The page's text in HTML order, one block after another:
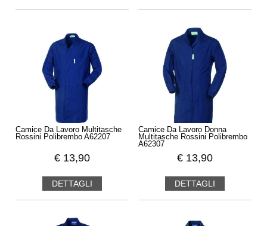
Camice Da Lavoro Multitasche
Rossini Polibrembo A62207
€ 13,90
DETTAGLI
Camice Da Lavoro Donna
Multitasche Rossini Polibrembo
A62307
€ 13,90
DETTAGLI